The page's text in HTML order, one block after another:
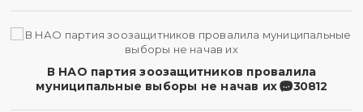
В НАО партия зоозащитников провалила
муниципальные выборы не начав их
30812